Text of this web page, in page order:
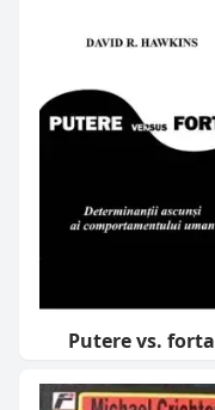
Putere vs. forta